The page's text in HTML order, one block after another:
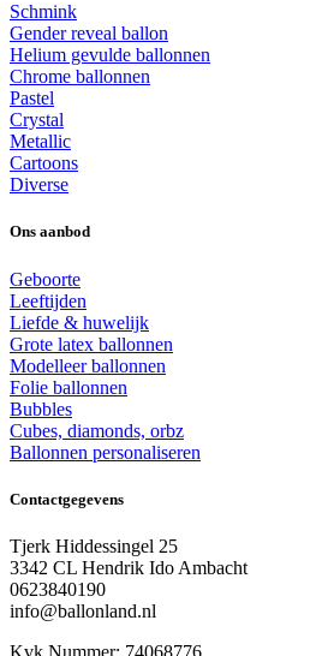
Schmink
Gender reveal ballon
Helium gevulde ballonnen
Chrome ballonnen
Pastel
Crystal
Metallic
Cartoons
Diverse
Ons aanbod
Geboorte
Leeftijden
Liefde & huwelijk
Grote latex ballonnen
Modelleer ballonnen
Folie ballonnen
Bubbles
Cubes, diamonds, orbz
Ballonnen personaliseren
Contactgegevens
Tjerk Hiddessingel 25
3342 CL Hendrik Ido Ambacht
0623840190
info@ballonland.nl
Kvk Nummer: 74068776